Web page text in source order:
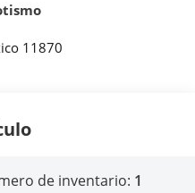
11870
de inventario: 1